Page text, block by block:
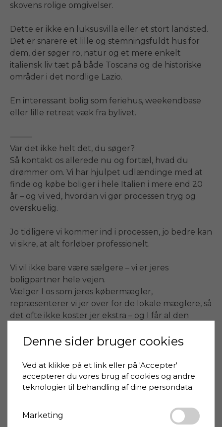
skovens rolige omgivelser.
Dette er ikke en luksusvilla eller et stort landsted.
Det er snarere et lille og stemningsfuldt hus for
dem, der søger ro, natur og et mere enkelt
italiensk liv tæt på både Toscana og de historiske
områder i det nordlige Lazio.
En interessant bolig som feriehus, weekendbase
eller lille retreat væk fra bylivet.
⸻
Var det ikke helt det, du søger?
Så kontakt os allerede nu og fortæl, hvad du
drømmer om. Vi har hjulpet udlændinge med at
finde og købe boliger i hele Italien i mere end 20
år – og vi ved, hvordan vi gør processen tryg og
overskuelig.
Jo tidligere vi kommer ind i processen, jo bedre kan
vi sikre, at alt forløber professionelt.
Vi vil ikke bare være sælgere – vi er jeres
boligpartner hele vejen.
Vælger I os som jeres købermægler,
repræsenterer vi jer over for de lokale mæglere, så
det ofte ikke koster jer ekstra – og I får al den
📞 Kontakt Anja på +39 3403009256 eller Kasper
på +39 3475884575.
Hus-ID
IM3S002-2371
Denne sider bruger cookies
Ved at klikke på et link eller på 'Accepter'
accepterer du vores brug af cookies og andre
teknologier til behandling af dine persondata.
Marketing